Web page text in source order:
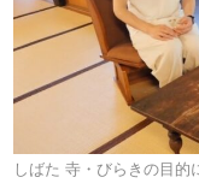
しばた 寺・びらきの目的